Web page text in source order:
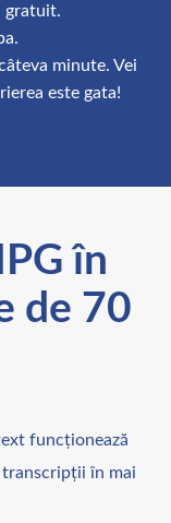
gratuit.
minute. Vei
este gata!
în
de 70
funcționează
transcripții în mai